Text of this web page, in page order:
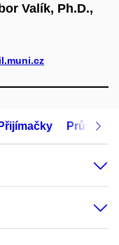
Valík, Ph.D.,
Přijímačky Průvodce